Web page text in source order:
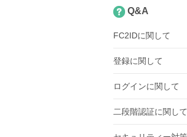
Q&A
FC2IDに関して
登録に関して
ログインに関して
二段階認証に関して